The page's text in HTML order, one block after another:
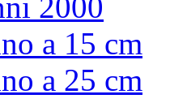
a 15 cm
a 25 cm